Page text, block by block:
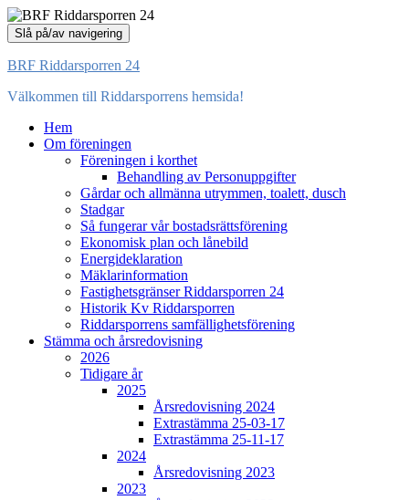
Slå på/av navigering
BRF Riddarsporren 24
Välkommen till Riddarsporrens hemsida!
Hem
Om föreningen
Föreningen i korthet
Behandling av Personuppgifter
Gårdar och allmänna utrymmen, toalett, dusch
Stadgar
Så fungerar vår bostadsrättsförening
Ekonomisk plan och lånebild
Energideklaration
Mäklarinformation
Fastighetsgränser Riddarsporren 24
Historik Kv Riddarsporren
Riddarsporrens samfällighetsförening
Stämma och årsredovisning
2026
Tidigare år
2025
Årsredovisning 2024
Extrastämma 25-03-17
Extrastämma 25-11-17
2024
Årsredovisning 2023
2023